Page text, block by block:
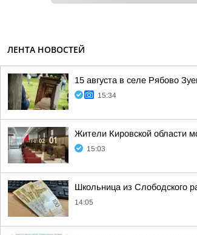
ЛЕНТА НОВОСТЕЙ
15 августа в селе Рябово
15:34
Жители Кировской области
15:03
Школьница из Слободского
14:05